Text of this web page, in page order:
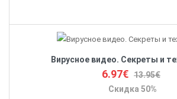
Вирусное видео. Секреты и
6.97€ 13.95€
Скидка 50%